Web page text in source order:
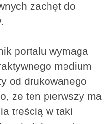
zachęt do
portalu wymaga
medium
od drukowanego
że ten pierwszy ma
treścią w taki